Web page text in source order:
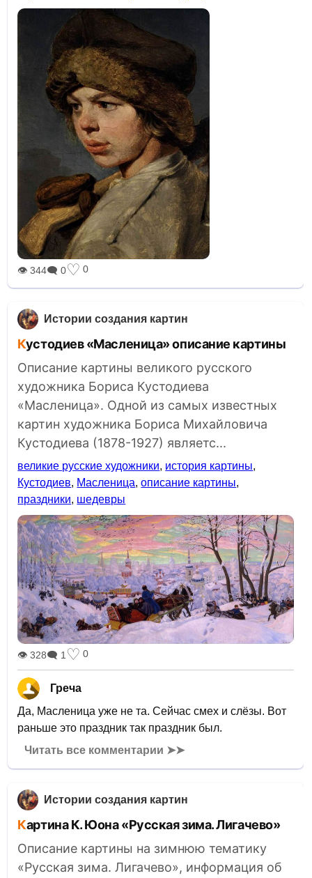
👁 344🗨 0♡ 0
Истории создания картин
Кустодиев «Масленица» описание картины
Описание картины великого русского
художника Бориса Кустодиева
«Масленица». Одной из самых известных
картин художника Бориса Михайловича
Кустодиева (1878-1927) являетс...
великие русские художники, история картины,
Кустодиев, Масленица,описание картины,
праздники, шедевры
👁 328🗨 1 ♡ 0
Греча
Да, Масленица уже не та. Сейчас смех и слёзы. Вот
раньше это праздник так праздник был.
Читать все комментарии ➤➤
Истории создания картин
Картина К. Юона «Русская зима. Лигачево»
Описание картины на зимнюю тематику
«Русская зима. Лигачево», информация об